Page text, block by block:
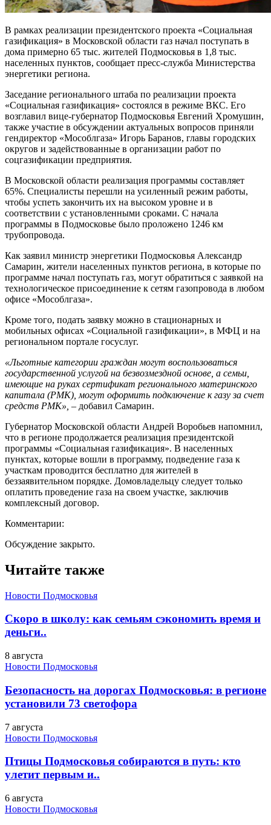
В рамках реализации президентского проекта «Социальная
газификация» в Московской области газ начал поступать в
дома примерно 65 тыс. жителей Подмосковья в 1,8 тыс.
населенных пунктов, сообщает пресс-служба Министерства
энергетики региона.
Заседание регионального штаба по реализации проекта
«Социальная газификация» состоялся в режиме ВКС. Его
возглавил вице-губернатор Подмосковья Евгений Хромушин,
также участие в обсуждении актуальных вопросов приняли
гендиректор «Мособлгаза» Игорь Баранов, главы городских
округов и задействованные в организации работ по
соцгазификации предприятия.
В Московской области реализация программы составляет
65%. Специалисты перешли на усиленный режим работы,
чтобы успеть закончить их на высоком уровне и в
соответствии с установленными сроками. С начала
программы в Подмосковье было проложено 1246 км
трубопровода.
Как заявил министр энергетики Подмосковья Александр
Самарин, жители населенных пунктов региона, в которые по
программе начал поступать газ, могут обратиться с заявкой на
технологическое присоединение к сетям газопровода в любом
офисе «Мособлгаза».
Кроме того, подать заявку можно в стационарных и
мобильных офисах «Социальной газификации», в МФЦ и на
региональном портале госуслуг.
«Льготные категории граждан могут воспользоваться
государственной услугой на безвозмездной основе, а семьи,
имеющие на руках сертификат регионального материнского
капитала (РМК), могут оформить подключение к газу за счет
средств РМК», – добавил Самарин.
Губернатор Московской области Андрей Воробьев напомнил,
что в регионе продолжается реализация президентской
программы «Социальная газификация». В населенных
пунктах, которые вошли в программу, подведение газа к
участкам проводится бесплатно для жителей в
беззаявительном порядке. Домовладельцу следует только
оплатить проведение газа на своем участке, заключив
комплексный договор.
Комментарии:
Обсуждение закрыто.
Читайте также
Новости Подмосковья
Скоро в школу: как семьям сэкономить время и
деньги..
8 августа
Новости Подмосковья
Безопасность на дорогах Подмосковья: в регионе
установили 73 светофора
7 августа
Новости Подмосковья
Птицы Подмосковья собираются в путь: кто
улетит первым и..
6 августа
Новости Подмосковья